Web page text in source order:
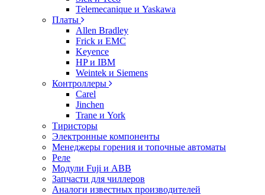
Telemecanique и Yaskawa
Платы
Allen Bradley
Frick и EMC
Keyence
HP и IBM
Weintek и Siemens
Контроллеры
Carel
Jinchen
Trane и York
Тиристоры
Электронные компоненты
Менеджеры горения и топочные автоматы
Реле
Модули Fuji и ABB
Запчасти для чиллеров
Аналоги известных производителей